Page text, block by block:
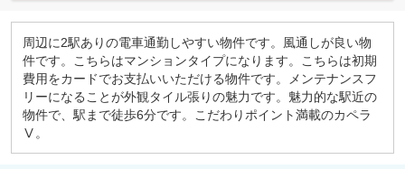
周辺に2駅ありの電車通勤しやすい物件です。風通しが良い物
件です。こちらはマンションタイプになります。こちらは初期
費用をカードでお支払いいただける物件です。メンテナンスフ
リーになることが外観タイル張りの魅力です。魅力的な駅近の
物件で、駅まで徒歩6分です。こだわりポイント満載のカペラ
Ⅴ。